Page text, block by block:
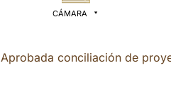
CÁMARA
Aprobada conciliación de